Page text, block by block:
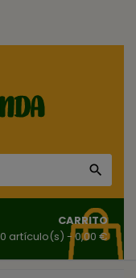

CARRITO
0 artículo(s) - 0,00 €